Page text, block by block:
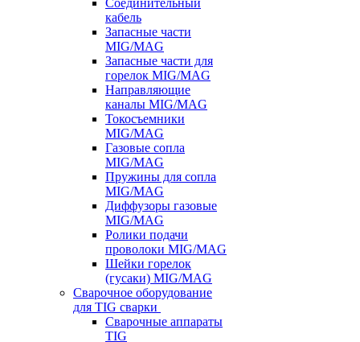
Соединительный
кабель
Запасные части
MIG/MAG
Запасные части для
горелок MIG/MAG
Направляющие
каналы MIG/MAG
Токосъемники
MIG/MAG
Газовые сопла
MIG/MAG
Пружины для сопла
MIG/MAG
Диффузоры газовые
MIG/MAG
Ролики подачи
проволоки MIG/MAG
Шейки горелок
(гусаки) MIG/MAG
Сварочное оборудование
для TIG сварки
Сварочные аппараты
TIG